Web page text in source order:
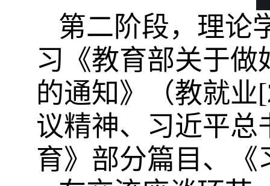
第二阶段，理论
习《教育部关于做
的通知》（教就业
议精神、习近平总
育》部分篇目、《